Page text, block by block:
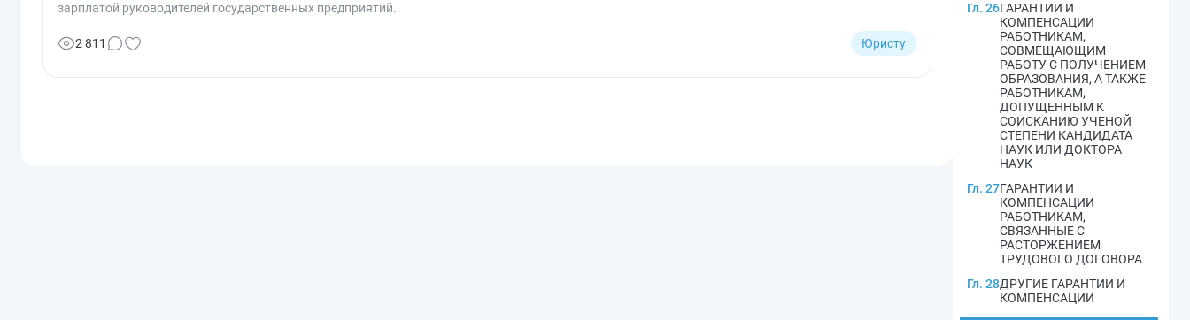
зарплатой руководителей государственных предприятий.
Юристу
2 811
Гл. 26ГАРАНТИИ И
КОМПЕНСАЦИИ
РАБОТНИКАМ,
СОВМЕЩАЮЩИМ
РАБОТУ С ПОЛУЧЕНИЕМ
ОБРАЗОВАНИЯ, А ТАКЖЕ
РАБОТНИКАМ,
ДОПУЩЕННЫМ К
СОИСКАНИЮ УЧЕНОЙ
СТЕПЕНИ КАНДИДАТА
НАУК ИЛИ ДОКТОРА
НАУК
Гл. 27ГАРАНТИИ И
КОМПЕНСАЦИИ
РАБОТНИКАМ,
СВЯЗАННЫЕ С
РАСТОРЖЕНИЕМ
ТРУДОВОГО ДОГОВОРА
Гл. 28ДРУГИЕ ГАРАНТИИ И
КОМПЕНСАЦИИ